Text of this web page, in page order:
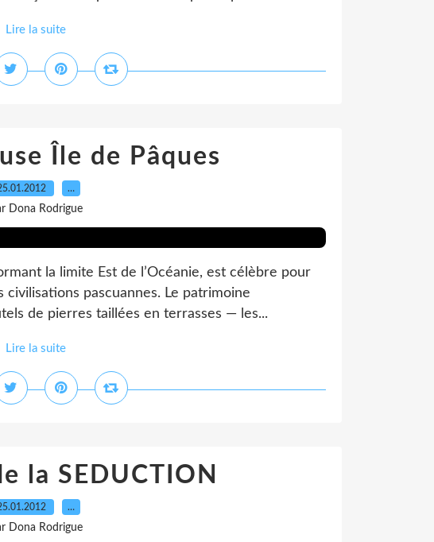
Lire la suite
Île de Pâques
…
Dona Rodrigue
la limite Est de l’Océanie, est célèbre pour
pascuannes. Le patrimoine
de pierres taillées en terrasses — les...
Lire la suite
la SEDUCTION
…
Dona Rodrigue